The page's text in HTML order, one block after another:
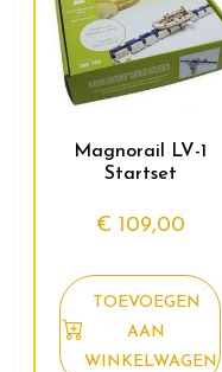
Magnorail LV-1
Startset
€ 109,00
TOEVOEGEN
AAN
WINKELWAGEN